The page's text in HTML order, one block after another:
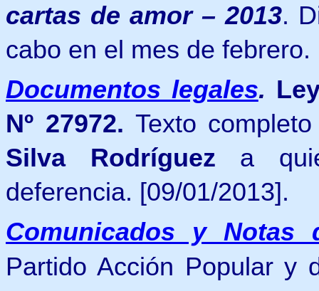
cartas de amor – 2013.
cabo en el mes de
Documentos legales.
Nº 27972. Texto
Silva Rodríguez a
deferencia. [09/01/2013].
Comunicados y Notas
Partido Acción Populary